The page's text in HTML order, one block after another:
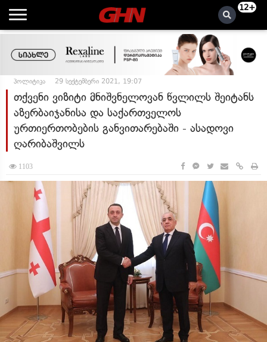
12+
პოლიტიკა 29 სექტემბერი 2021, 19:07
თქვენი ვიზიტი მნიშვნელოვან წვლილს შეიტანს
აზერბაიჯანისა და საქართველოს
ურთიერთობების განვითარებაში - ასადოვი
ღარიბაშვილს
1103